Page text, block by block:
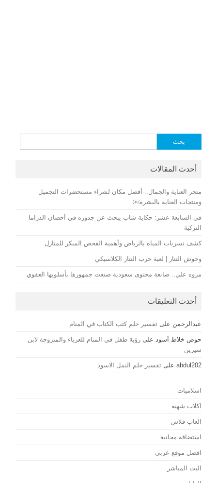
عن:
أحدث المقالات
متجر العناية والجمال.. أفضل مكان لشراء مستحضرات التجميل
ومنتجات العناية بالبشرة￼
في السابعة عشر: حكاية شاب يبحث عن جذوره في أحضان الدراما
التركية
كشف تسربات المياه بالرياض وأهمية الفحص المبكر للمنازل
وحوش التتار | لعبة حرب التتار الكلاسيكي
مروه علي.. صانعة محتوى سعودية صنعت جمهورها بأسلوبها العفوي
أحدث التعليقات
عبدالرحمن على تفسير حلم كتب الكتاب في المنام
حوض خلاط أسود على رؤية طفل في المنام للعزباء والمتزوجة لابن
سيرين
abdul202 على تفسير حلم النمل الاسود
اسلاميات
اكلات شهية
العاب فلاش
استضافة مجانية
افضل موقع عربي
البث المباشر